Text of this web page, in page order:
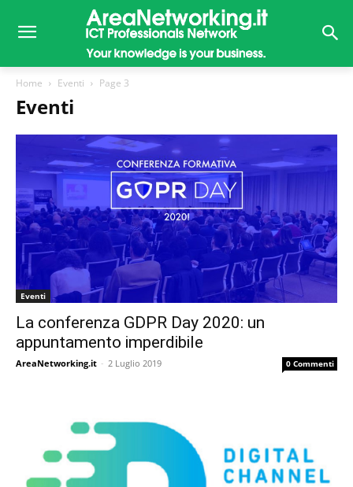
Home Eventi Page 3
Eventi
Eventi
La conferenza GDPR Day 2020: un
appuntamento imperdibile
AreaNetworking.it - 2 Luglio 2019 0 Commenti